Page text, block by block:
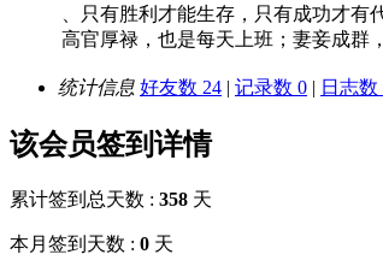
、只有胜利才能生存，只有成功才
高官厚禄，也是每天上班；妻妾成群
统计信息 好友数 24 | 记录数 0 | 日志数
该会员签到详情
累计签到总天数 : 358 天
本月签到天数 : 0 天